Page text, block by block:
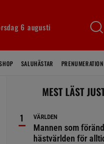
6 augusti
SALUHÄSTAR PRENUMERATION
MEST LÄST
VÄRLDEN
Mannen som
hästvärlden för